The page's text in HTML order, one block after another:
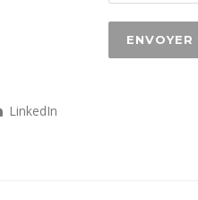
LinkedIn